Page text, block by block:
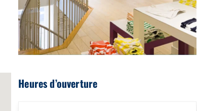
Heures d’ouverture